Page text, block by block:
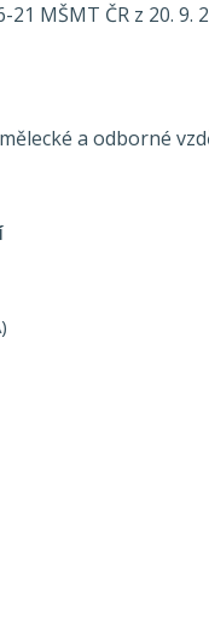
MŠMT ČR z 20.
a odborné